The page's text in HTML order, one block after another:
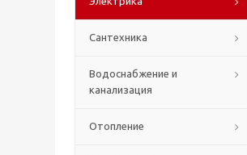
Сантехника
Водоснабжение и
канализация
Отопление